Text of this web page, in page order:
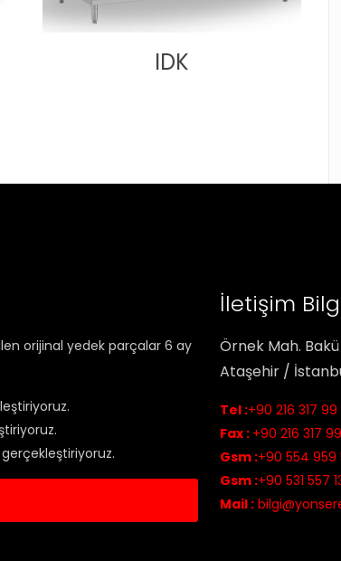
IDK
orijinal yedek parçalar 6 ay
İletişim
Örnek Mah.
Ataşehir /
Tel :+90 216 317
Fax : +90 216 317
Gsm :+90 554 959
Gsm :+90 531 557
Mail :